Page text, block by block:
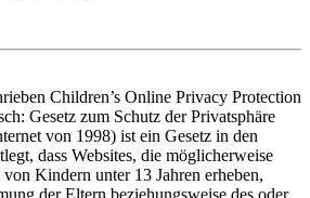
Children’s Online Privacy Protection
Gesetz zum Schutz der Privatsphäre
von 1998) ist ein Gesetz in den
dass Websites, die möglicherweise
Kindern unter 13 Jahren erheben,
der Eltern beziehungsweise des oder